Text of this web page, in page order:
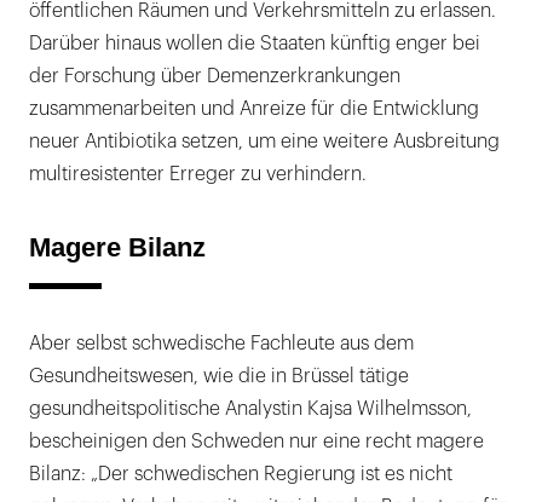
öffentlichen Räumen und Verkehrsmitteln zu erlassen.
Darüber hinaus wollen die Staaten künftig enger bei
der Forschung über Demenzerkrankungen
zusammenarbeiten und Anreize für die Entwicklung
neuer Antibiotika setzen, um eine weitere Ausbreitung
multiresistenter Erreger zu verhindern.
Magere Bilanz
Aber selbst schwedische Fachleute aus dem
Gesundheitswesen, wie die in Brüssel tätige
gesundheitspolitische Analystin Kajsa Wilhelmsson,
bescheinigen den Schweden nur eine recht magere
Bilanz: „Der schwedischen Regierung ist es nicht